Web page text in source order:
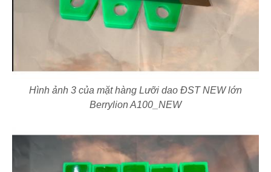
Hình ảnh 3 của mặt hàng Lưỡi dao ĐST NEW lớn
Berrylion A100_NEW